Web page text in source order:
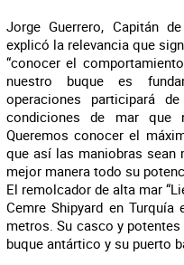
Jorge Guerrero, Capitán
explicó la relevancia que
“conocer el
nuestro buque es
operaciones participará
condiciones de mar que
Queremos conocer el
que así las maniobras sean
mejor manera todo su
El remolcador de alta mar
Cemre Shipyard en
metros. Su casco y
buque antártico y su puerto